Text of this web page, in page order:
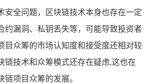
安全问题，区块链技术本身也存在一定
约漏洞、私钥丢失等，可能导致投资者
目众筹的市场认知度和接受度还相对较
链技术和众筹模式还存在疑虑,这也在
项目众筹的发展。